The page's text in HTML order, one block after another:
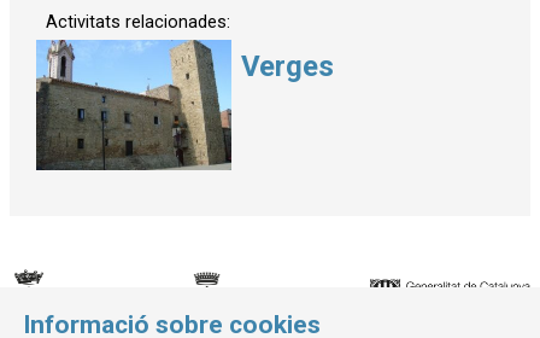
Activitats relacionades:
Verges
Informació sobre cookies